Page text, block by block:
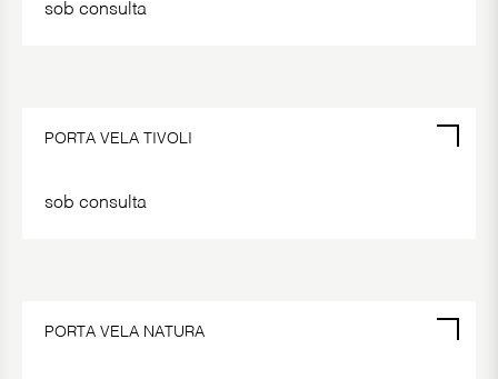
sob consulta
PORTA VELA TIVOLI
sob consulta
PORTA VELA NATURA